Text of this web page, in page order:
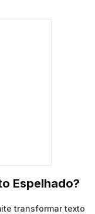
Espelhado?
transformar texto